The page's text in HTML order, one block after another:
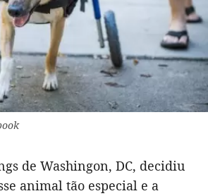
de Washingon, DC, decidiu
animal tão especial e a